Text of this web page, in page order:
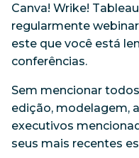
Canva! Wrike!
regularmente
este que você está
conferências.
Sem mencionar
edição, modelagem,
executivos
seus mais recentes